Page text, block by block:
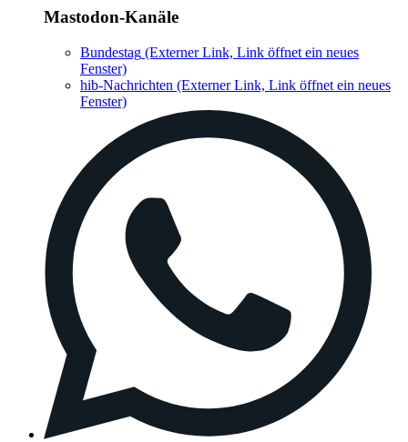
Mastodon-Kanäle
Bundestag (Externer Link, Link öffnet ein neues
Fenster)
hib-Nachrichten (Externer Link, Link öffnet ein neues
Fenster)